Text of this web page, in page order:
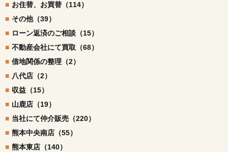
お住替、お買替（114）
その他（39）
ローン返済のご相談（15）
不動産会社にて買取（68）
借地関係の整理（2）
八代店（2）
収益（15）
山鹿店（19）
当社にて仲介販売（220）
熊本中央南店（55）
熊本東店（140）